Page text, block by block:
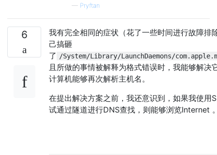
— Pryftan
6
我有完全相同的症状（花了一些时间进行故障排
己搞砸
了 /System/Library/LaunchDaemons/
且所做的事情被解释为格式错误时，我能够解决
计算机能够再次解析主机名。
在提出解决方案之前，我还意识到，如果我使用
试通过隧道进行DNS查找，则能够浏览Internet